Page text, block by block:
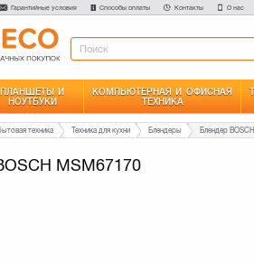
Гарантийные условия Способы оплаты Контакты О нас
ПЛАНШЕТЫ И
НОУТБУКИ
КОМПЬЮТЕРНАЯ И ОФИСНАЯ
ТЕХНИКА
техника Техника для кухни Блендеры Блендер
MSM67170